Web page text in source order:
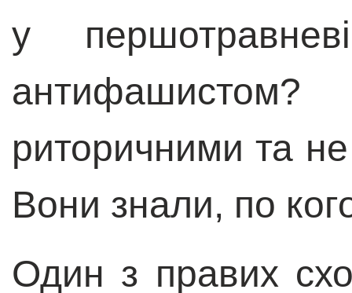
у
антифашистом?
риторичними та не
Вони знали, по
Один з правих